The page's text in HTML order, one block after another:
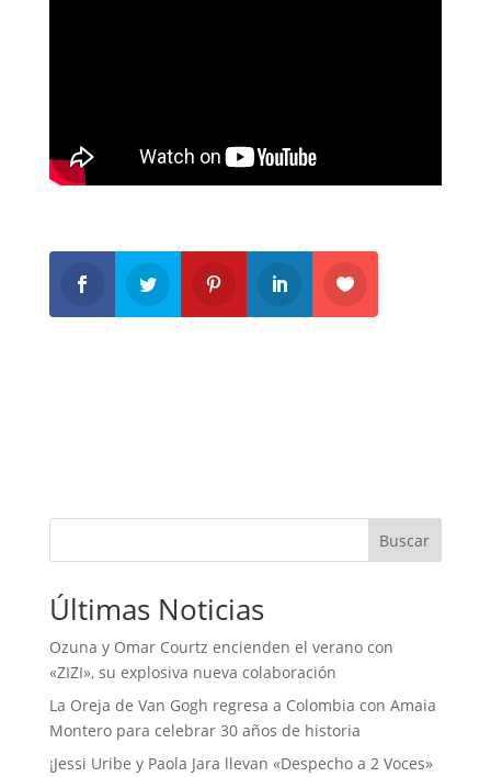
Buscar
Últimas Noticias
Ozuna y Omar Courtz encienden el verano con
«ZIZI», su explosiva nueva colaboración
La Oreja de Van Gogh regresa a Colombia con Amaia
Montero para celebrar 30 años de historia
¡Jessi Uribe y Paola Jara llevan «Despecho a 2 Voces»